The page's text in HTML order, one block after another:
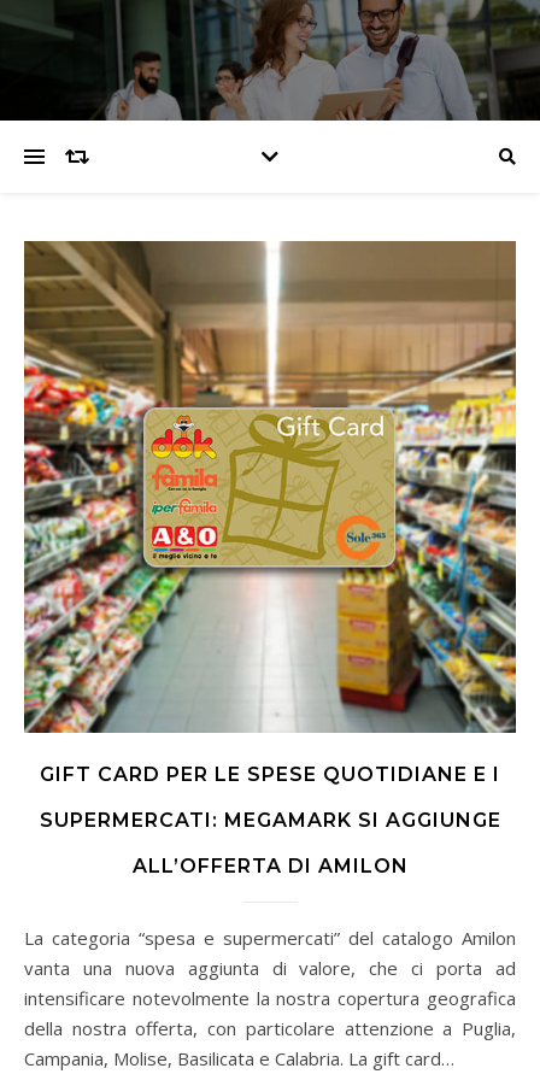
GIFT CARD PER LE SPESE QUOTIDIANE E I
SUPERMERCATI: MEGAMARK SI AGGIUNGE
ALL’OFFERTA DI AMILON
La categoria “spesa e supermercati” del catalogo Amilon
vanta una nuova aggiunta di valore, che ci porta ad
intensificare notevolmente la nostra copertura geografica
della nostra offerta, con particolare attenzione a Puglia,
Campania, Molise, Basilicata e Calabria. La gift card…